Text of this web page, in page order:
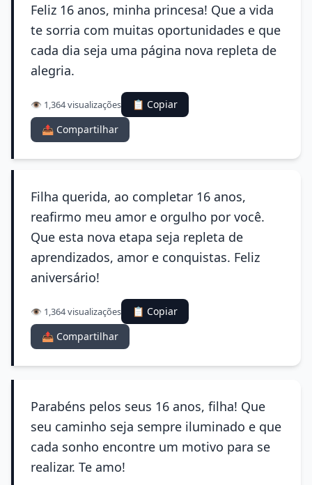
Feliz 16 anos, minha princesa! Que a vida
te sorria com muitas oportunidades e que
cada dia seja uma página nova repleta de
alegria.
👁️ 1,364 visualizações
📋 Copiar
📤 Compartilhar
Filha querida, ao completar 16 anos,
reafirmo meu amor e orgulho por você.
Que esta nova etapa seja repleta de
aprendizados, amor e conquistas. Feliz
aniversário!
👁️ 1,364 visualizações
📋 Copiar
📤 Compartilhar
Parabéns pelos seus 16 anos, filha! Que
seu caminho seja sempre iluminado e que
cada sonho encontre um motivo para se
realizar. Te amo!